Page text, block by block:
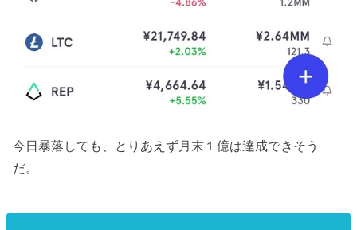
今日暴落しても、とりあえず月末１億は達成できそう
だ。